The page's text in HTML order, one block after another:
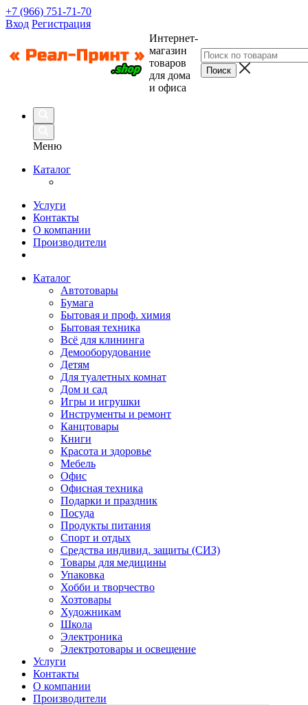
+7 (966) 751-71-70
Вход Регистрация
Интернет-
магазин
товаров
для дома
и офиса
Меню
Каталог
Услуги
Контакты
О компании
Производители
Каталог
Автотовары
Бумага
Бытовая и проф. химия
Бытовая техника
Всё для клининга
Демооборудование
Детям
Для туалетных комнат
Дом и сад
Игры и игрушки
Инструменты и ремонт
Канцтовары
Книги
Красота и здоровье
Мебель
Офис
Офисная техника
Подарки и праздник
Посуда
Продукты питания
Спорт и отдых
Средства индивид. защиты (СИЗ)
Товары для медицины
Упаковка
Хобби и творчество
Хозтовары
Художникам
Школа
Электроника
Электротовары и освещение
Услуги
Контакты
О компании
Производители